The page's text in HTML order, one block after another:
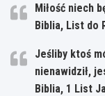
Miłość niech
Biblia, List do
Jeśliby ktoś
nienawidził,
Biblia, 1 List